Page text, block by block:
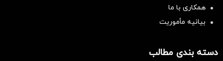
همکاری با ما
بیانیه مأموریت
دسته بندی مطالب